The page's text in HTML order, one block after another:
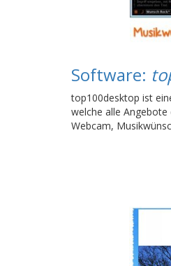
Software:
top100desktop ist
welche alle
Webcam,